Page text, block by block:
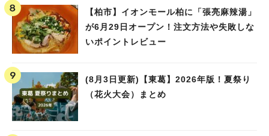
【柏市】イオンモール柏に「張亮麻辣湯」
が6月29日オープン！注文方法や失敗しな
いポイントレビュー
(8月3日更新)【東葛】2026年版！夏祭り
（花火大会）まとめ